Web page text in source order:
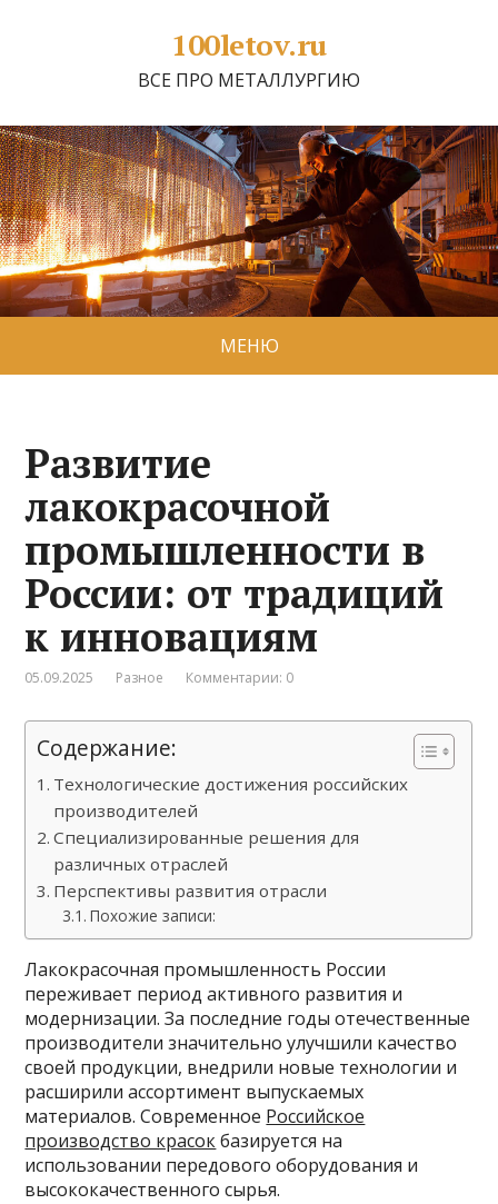
100letov.ru
ВСЕ ПРО МЕТАЛЛУРГИЮ
МЕНЮ
Развитие
лакокрасочной
промышленности в
России: от традиций
к инновациям
05.09.2025 Разное Комментарии: 0
Содержание:
Технологические достижения российских
производителей
Специализированные решения для
различных отраслей
Перспективы развития отрасли
Похожие записи:
Лакокрасочная промышленность России
переживает период активного развития и
модернизации. За последние годы отечественные
производители значительно улучшили качество
своей продукции, внедрили новые технологии и
расширили ассортимент выпускаемых
материалов. Современное Российское
производство красокбазируется на
использовании передового оборудования и
высококачественного сырья.